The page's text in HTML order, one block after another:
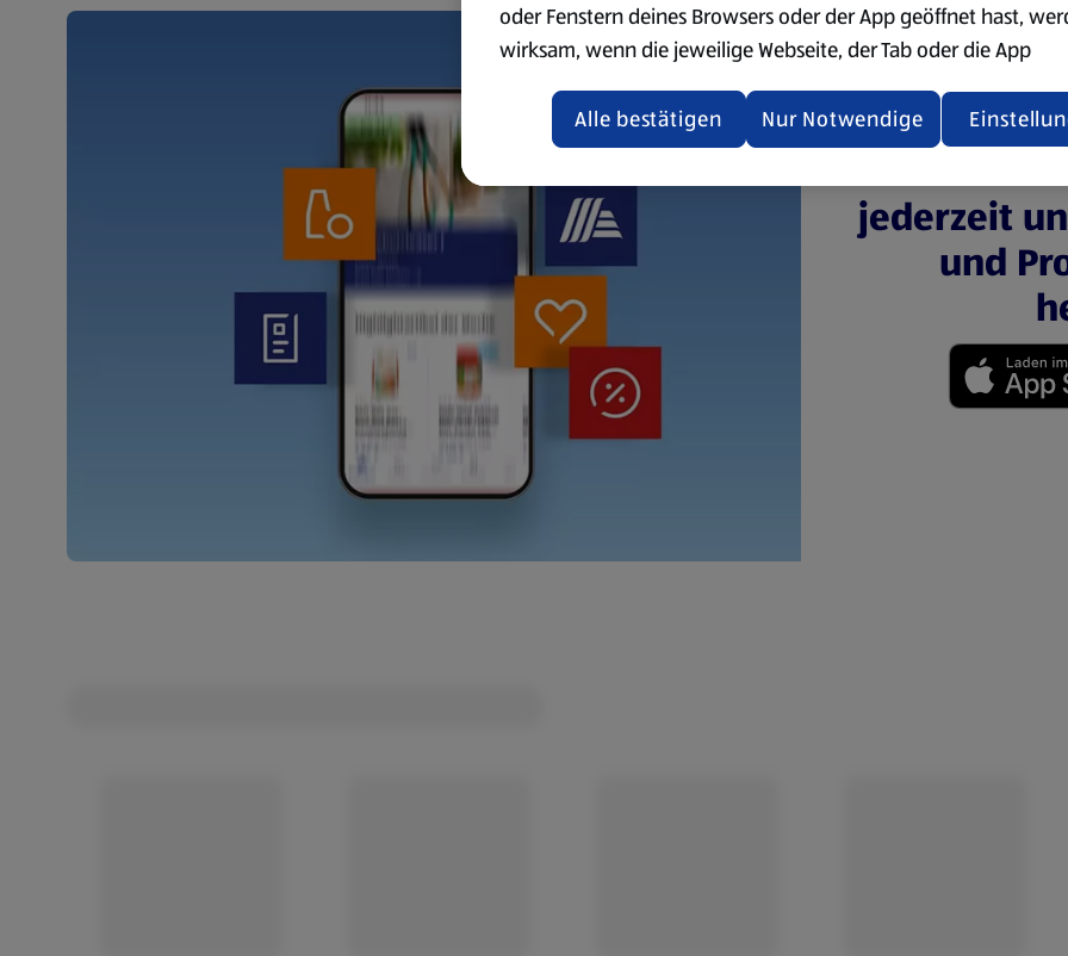
Mit der
jederzeit
und
oder Fenstern deines Browsers oder der App geöffnet hast,
wirksam, wenn die jeweilige Webseite, der Tab oder die App
aktualisiert oder geschlossen und anschließend wieder geöffnet
Datenschutzerklärung zur Verfügung.
Übersicht der Webseitenbetreiber und Datenschutzerklärungen
Nur Notwendige
Alle bestätigen